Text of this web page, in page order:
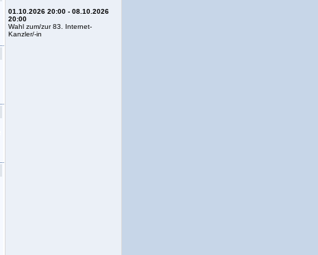
01.10.2026 20:00 - 08.10.2026
20:00
Wahl zum/zur 83. Internet-
Kanzler/-in